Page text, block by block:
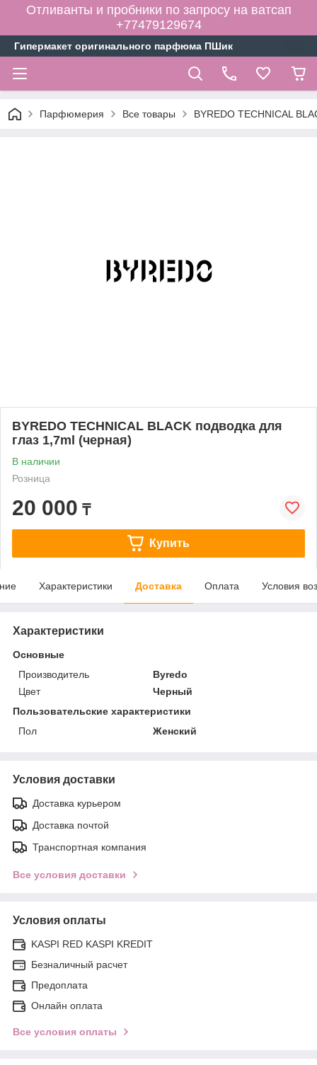
Отливанты и пробники по запросу на ватсап
+77479129674
Гипермакет оригинального парфюма ПШик
Парфюмерия Все товары BYREDO TECHNICAL
BYREDO TECHNICAL BLACK подводка для
глаз 1,7ml (черная)
В наличии
Розница
20 000 ₸
Купить
Характеристики Доставка Оплата Условия
Характеристики
Основные
Производитель
Byredo
Цвет
Черный
Пользовательские характеристики
Пол
Женский
Условия доставки
Доставка курьером
Доставка почтой
Транспортная компания
Все условия доставки
Условия оплаты
KASPI RED KASPI KREDIT
Безналичный расчет
Предоплата
Онлайн оплата
Все условия оплаты